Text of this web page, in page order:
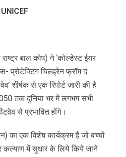
बाल कोष) ने ‘कोल्डेस्ट ईयर
प्रोटेक्टिंग चिल्ड्रेन फ्रॉम द
शीर्षक से एक रिपोर्ट जारी की है
तक दुनिया भर में लगभग सभी
से प्रभावित होंगे।
का एक विशेष कार्यक्रम है जो बच्चों
कल्याण में सुधार के लिये किये जाने